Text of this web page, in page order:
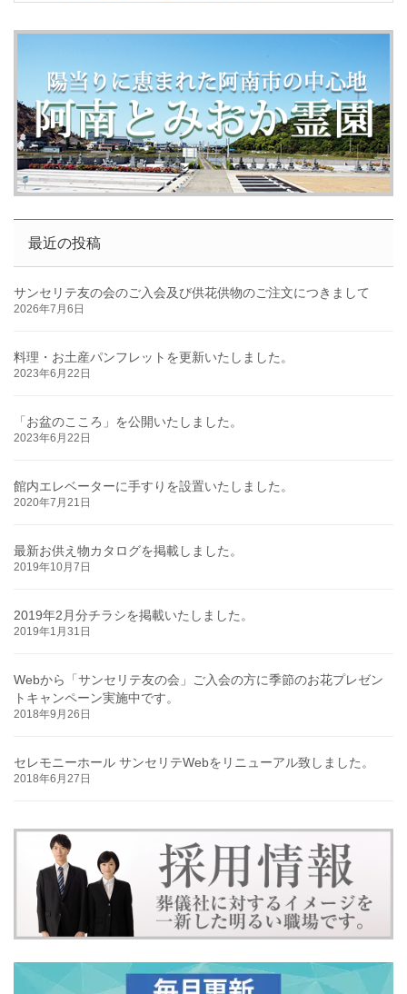
最近の投稿
サンセリテ友の会のご入会及び供花供物のご注文につきまして
2026年7月6日
料理・お土産パンフレットを更新いたしました。
2023年6月22日
「お盆のこころ」を公開いたしました。
2023年6月22日
館内エレベーターに手すりを設置いたしました。
2020年7月21日
最新お供え物カタログを掲載しました。
2019年10月7日
2019年2月分チラシを掲載いたしました。
2019年1月31日
Webから「サンセリテ友の会」ご入会の方に季節のお花プレゼン
トキャンペーン実施中です。
2018年9月26日
セレモニーホール サンセリテWebをリニューアル致しました。
2018年6月27日